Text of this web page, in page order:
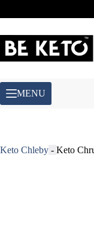
MENU
Keto Chleby - Keto